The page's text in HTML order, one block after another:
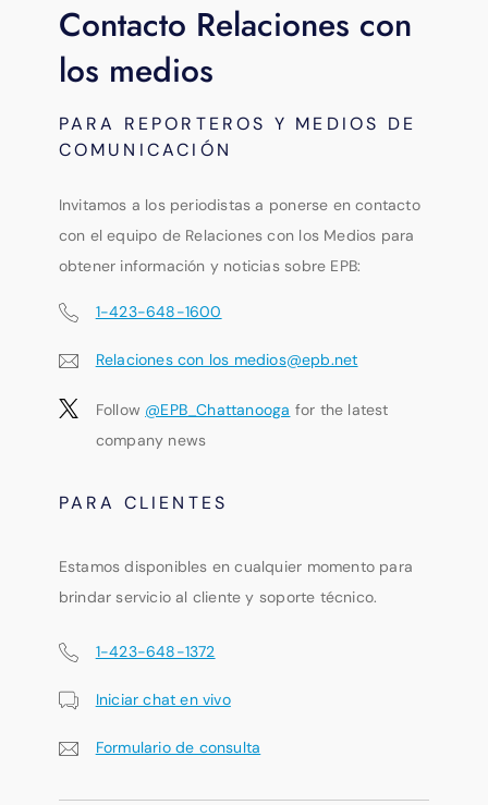
Contacto Relaciones con
los medios
PARA REPORTEROS Y MEDIOS DE
COMUNICACIÓN
Invitamos a los periodistas a ponerse en contacto
con el equipo de Relaciones con los Medios para
obtener información y noticias sobre EPB:
1-423-648-1600
Relaciones con los medios@epb.net
Follow @EPB_Chattanooga for the latest
company news
PARA CLIENTES
Estamos disponibles en cualquier momento para
brindar servicio al cliente y soporte técnico.
1-423-648-1372
Iniciar chat en vivo
Formulario de consulta